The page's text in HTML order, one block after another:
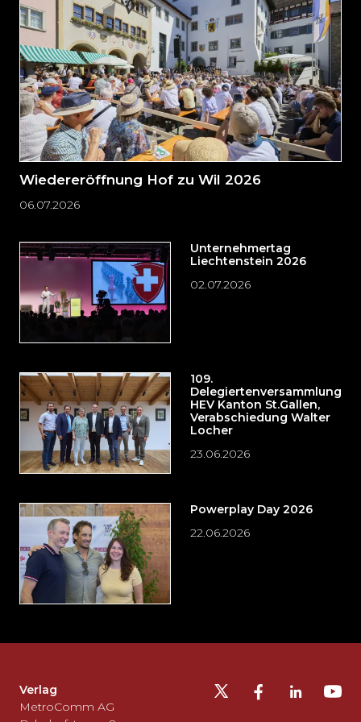
springen?
Wiedereröffnung Hof zu Wil 2026
06.07.2026
Unternehmertag
Liechtenstein 2026
02.07.2026
109.
Delegiertenversammlung
HEV Kanton St.Gallen,
Verabschiedung Walter
Locher
23.06.2026
Powerplay Day 2026
22.06.2026
auslassen
und
Verlag
MetroComm AG